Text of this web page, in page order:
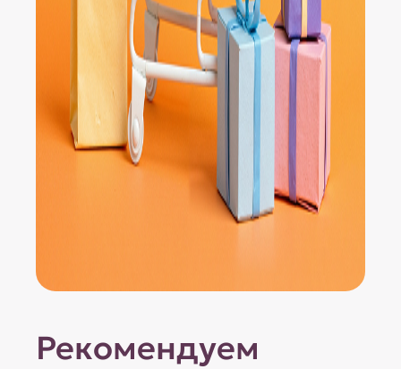
Рекомендуем